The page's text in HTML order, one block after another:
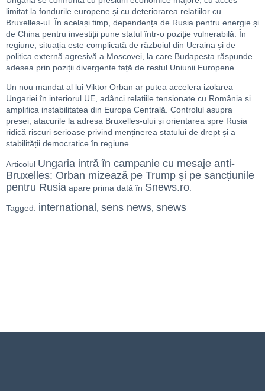
limitat la fondurile europene și cu deteriorarea relațiilor cu
Bruxelles-ul. În același timp, dependența de Rusia pentru energie și
de China pentru investiții pune statul într-o poziție vulnerabilă. În
regiune, situația este complicată de războiul din Ucraina și de
politica externă agresivă a Moscovei, la care Budapesta răspunde
adesea prin poziții divergente față de restul Uniunii Europene.
Un nou mandat al lui Viktor Orban ar putea accelera izolarea
Ungariei în interiorul UE, adânci relațiile tensionate cu România și
amplifica instabilitatea din Europa Centrală. Controlul asupra
presei, atacurile la adresa Bruxelles-ului și orientarea spre Rusia
ridică riscuri serioase privind menținerea statului de drept și a
stabilității democratice în regiune.
Articolul Ungaria intră în campanie cu mesaje anti-
Bruxelles: Orban mizează pe Trump și pe sancțiunile
pentru Rusia apare prima dată în Snews.ro
Tagged: international , sens news, snews